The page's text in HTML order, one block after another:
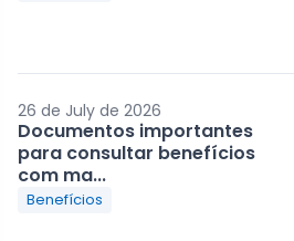
26 de July de 2026
Documentos importantes
para consultar benefícios
com ma...
Benefícios